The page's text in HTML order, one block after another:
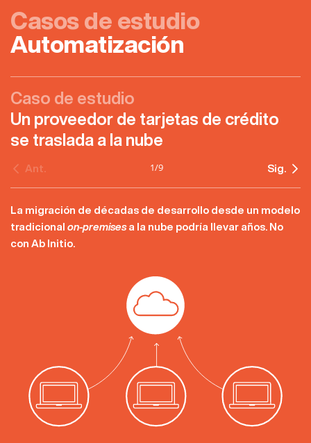
Casos de estudio
Automatización
Caso de estudio
Un proveedor de tarjetas de crédito
se traslada a la nube
Ant. 1/9 Sig.
La migración de décadas de desarrollo desde un modelo
tradicional on-premisesa la nube podría llevar años. No
con Ab Initio.